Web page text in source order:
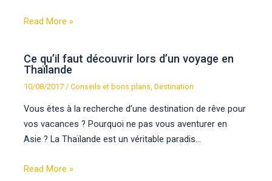
Read More »
Ce qu’il faut découvrir lors d’un voyage en
Thaïlande
10/08/2017 /Conseils et bons plans ,Destination
Vous êtes à la recherche d’une destination de rêve pour
vos vacances ? Pourquoi ne pas vous aventurer en
Asie ? La Thaïlande est un véritable paradis…
Read More »